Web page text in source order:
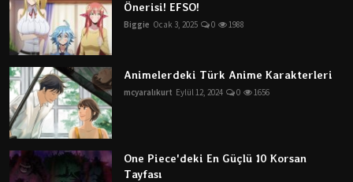
Önerisi! EFSO!
Biggie Ocak 3, 2025 0 1988
Animelerdeki Türk Anime Karakterleri
mcyaralıkurt Eylül 12, 2024 0 1656
One Piece'deki En Güçlü 10 Korsan
Tayfası